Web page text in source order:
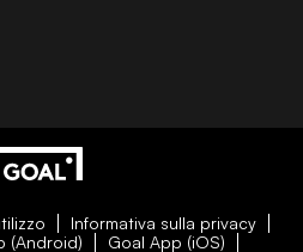
Informativa sulla privacy
(Android) Goal App (iOS)